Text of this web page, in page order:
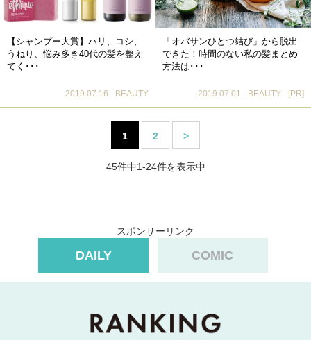
【シャンプー大賞】ハリ、コシ、
うねり、悩み多き40代の髪を整え
てく･･･
2019.07.16 BEAUTY
「オバサンひとつ結び」から脱出
できた！時間のない私の髪まとめ
方法は･･･
2019.07.01 BEAUTY [PR]
1 2 >
45件中1-24件を表示中
スポンサーリンク
DAILY COMIC